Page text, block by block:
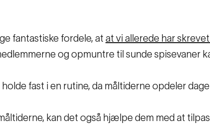
fantastiske fordele, at at vi allerede har
og opmuntre til sunde spisevaner
fast i en rutine, da måltiderne opdeler
kan det også hjælpe dem med at